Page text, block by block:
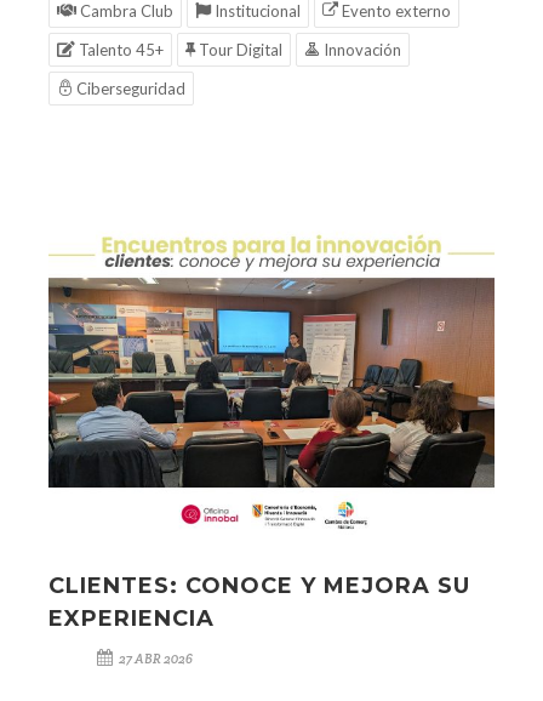
Cambra Club
Institucional
Evento externo
Talento 45+
Tour Digital
Innovación
Ciberseguridad
CLIENTES: CONOCE Y MEJORA SU
EXPERIENCIA
27 ABR 2026